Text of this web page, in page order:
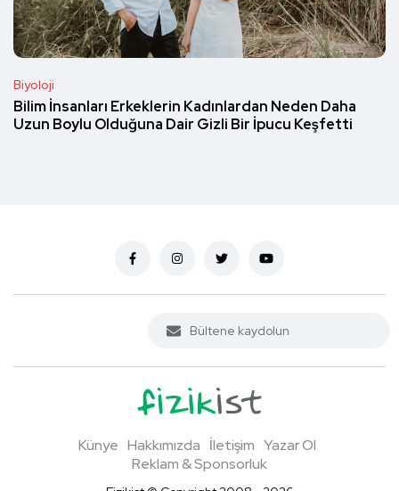
Biyoloji
Bilim İnsanları Erkeklerin Kadınlardan Neden Daha
Uzun Boylu Olduğuna Dair Gizli Bir İpucu Keşfetti
Künye Hakkımızda İletişim Yazar Ol
Reklam & Sponsorluk